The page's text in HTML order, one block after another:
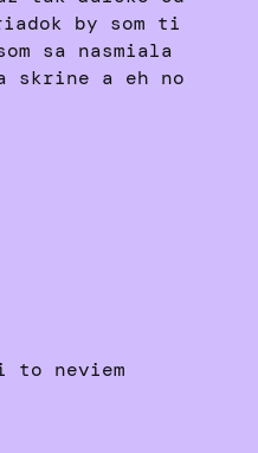
by som ti
sa nasmiala
skrine a eh no
to neviem